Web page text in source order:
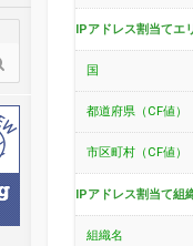
IPアドレス割当てエ
国
都道府県（CF値）
市区町村（CF値）
IPアドレス割当て組
組織名